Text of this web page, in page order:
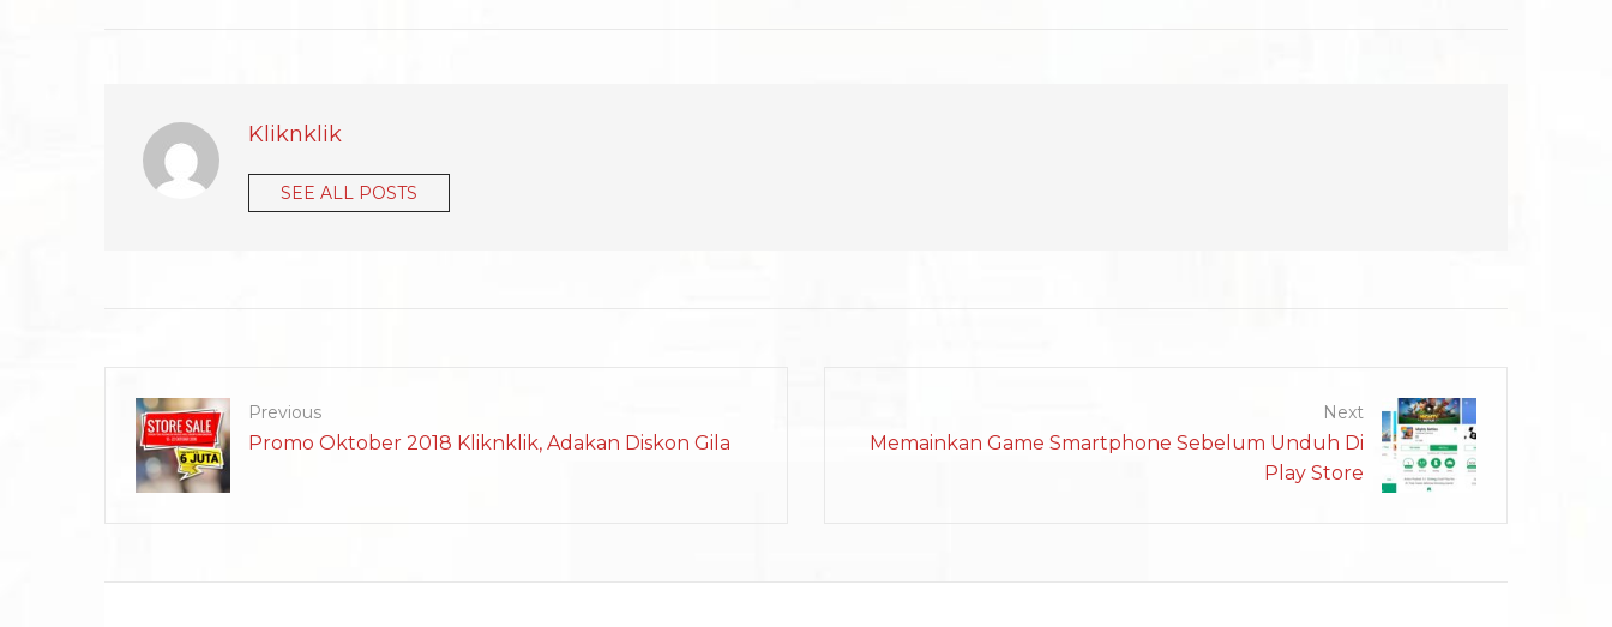
Kliknklik
SEE ALL POSTS
Previous
Promo Oktober 2018 Kliknklik, Adakan Diskon Gila
Next
Memainkan Game Smartphone Sebelum Unduh Di
Play Store